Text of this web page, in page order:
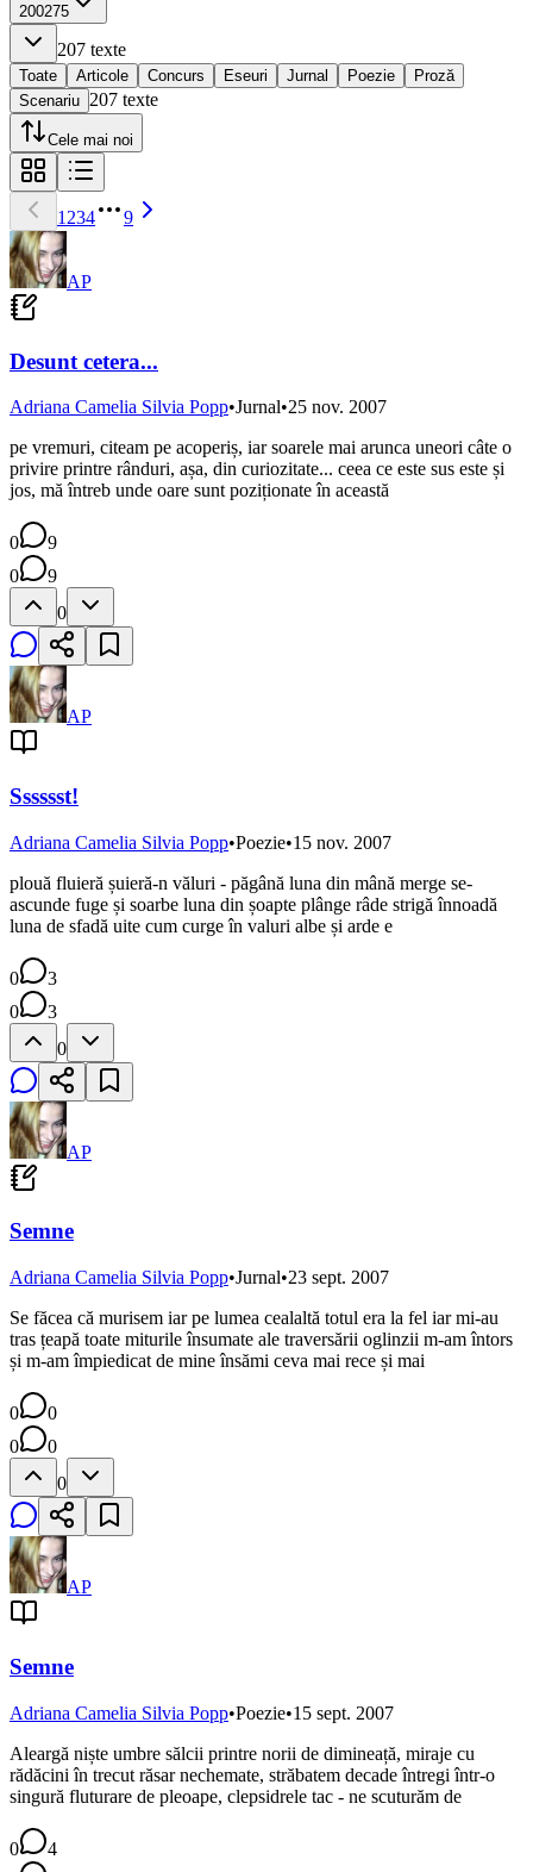
200275
207 texte
Toate Articole Concurs Eseuri Jurnal Poezie
Proză
Scenariu 207 texte
Cele mai noi
1 234 9
AP
Desunt cetera...
Adriana Camelia Silvia Popp•Jurnal•25 nov. 2007
pe vremuri, citeam pe acoperiș, iar soarele mai arunca uneori câte o
privire printre rânduri, așa, din curiozitate... ceea ce este sus este și
jos, mă întreb unde oare sunt poziționate în această
0
9
0
9
0
AP
Sssssst!
Adriana Camelia Silvia Popp•Poezie•15 nov. 2007
plouă fluieră șuieră-n văluri - păgână luna din mână merge se-
ascunde fuge și soarbe luna din șoapte plânge râde strigă înnoadă
luna de sfadă uite cum curge în valuri albe și arde e
0
3
0
3
0
AP
Semne
Adriana Camelia Silvia Popp•Jurnal•23 sept. 2007
Se făcea că murisem iar pe lumea cealaltă totul era la fel iar mi-au
tras țeapă toate miturile însumate ale traversării oglinzii m-am întors
și m-am împiedicat de mine însămi ceva mai rece și mai
0
0
0
0
0
AP
Semne
Adriana Camelia Silvia Popp•Poezie•15 sept. 2007
Aleargă niște umbre sălcii printre norii de dimineață, miraje cu
rădăcini în trecut răsar nechemate, străbatem decade întregi într-o
singură fluturare de pleoape, clepsidrele tac - ne scuturăm de
0
4